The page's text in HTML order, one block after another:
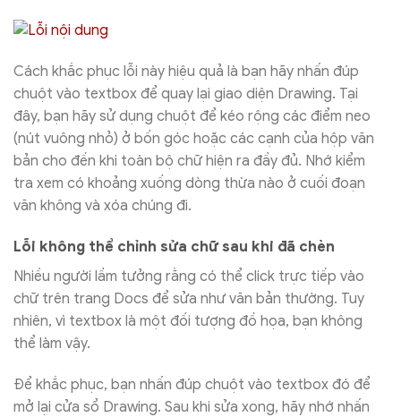
Cách khắc phục lỗi này hiệu quả là bạn hãy nhấn đúp
chuột vào textbox để quay lại giao diện Drawing. Tại
đây, bạn hãy sử dụng chuột để kéo rộng các điểm neo
(nút vuông nhỏ) ở bốn góc hoặc các cạnh của hộp văn
bản cho đến khi toàn bộ chữ hiện ra đầy đủ. Nhớ kiểm
tra xem có khoảng xuống dòng thừa nào ở cuối đoạn
văn không và xóa chúng đi.
Lỗi không thể chỉnh sửa chữ sau khi đã chèn
Nhiều người lầm tưởng rằng có thể click trực tiếp vào
chữ trên trang Docs để sửa như văn bản thường. Tuy
nhiên, vì textbox là một đối tượng đồ họa, bạn không
thể làm vậy.
Để khắc phục, bạn nhấn đúp chuột vào textbox đó để
mở lại cửa sổ Drawing. Sau khi sửa xong, hãy nhớ nhấn